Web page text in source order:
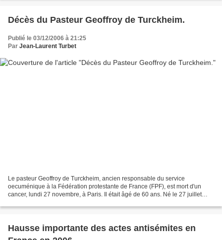
Décès du Pasteur Geoffroy de Turckheim.
Publié le 03/12/2006 à 21:25
Par Jean-Laurent Turbet
Le pasteur Geoffroy de Turckheim, ancien responsable du service
oecuménique à la Fédération protestante de France (FPF), est mort d'un
cancer, lundi 27 novembre, à Paris. Il était âgé de 60 ans. Né le 27 juillet
Hausse importante des actes antisémites en